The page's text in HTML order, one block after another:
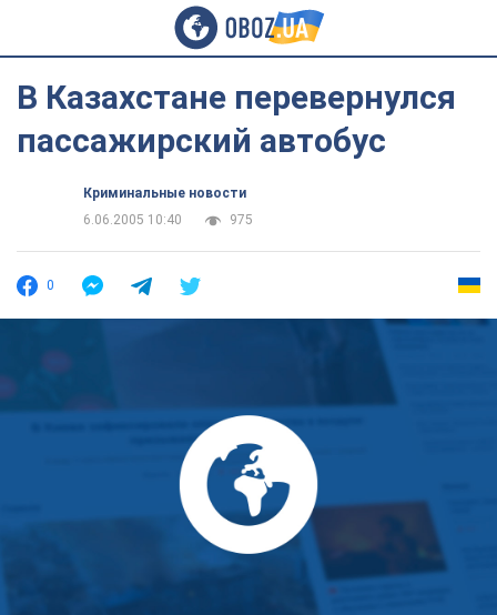
В Казахстане перевернулся
пассажирский автобус
Криминальные новости
6.06.2005 10:40
975
0